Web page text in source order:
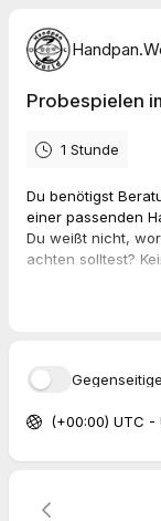
Probespielen
1 Stunde
Du benötigst
einer passenden
Du weißt nicht,
achten solltest?
passende
ein Modell zu
Jahre langen
unterstützen.
Hersteller, Preis –
ausgewählten
(+00:00) UTC -